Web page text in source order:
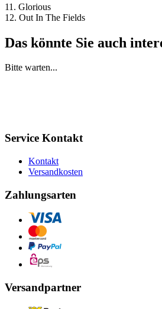
11. Glorious
12. Out In The Fields
Das könnte Sie auch
Bitte warten...
Service Kontakt
Kontakt
Versandkosten
Zahlungsarten
Versandpartner